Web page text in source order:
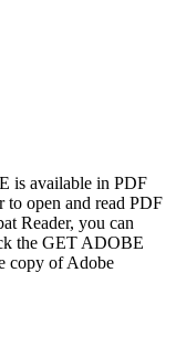
is available in PDF
to open and read PDF
Reader, you can
the GET ADOBE
copy of Adobe